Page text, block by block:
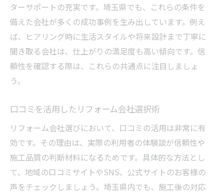
の活用方法
信頼できないリフォーム会社の危険なサイ
ン
口コミや体験談で悪質業者を事前にチェッ
ク
埼玉リフォームで叶うおしゃれな実例紹介
リフォーム会社を活用した空間デザイン術
評判の良いリフォーム会社の施工事例の魅
力
ターサポートの充実です。埼玉県でも、これらの条件を
備えた会社が多くの成功事例を生み出しています。例え
ば、ヒアリング時に生活スタイルや将来設計まで丁寧に
聞き取る会社は、仕上がりの満足度も高い傾向です。信
頼性を確認する際は、これらの共通点に注目しましょ
う。
口コミを活用したリフォーム会社選択術
リフォーム会社選びにおいて、口コミの活用は非常に有
効です。その理由は、実際の利用者の体験談が信頼性や
施工品質の判断材料になるためです。具体的な方法とし
て、地域の口コミサイトやSNS、公式サイトのお客様の
声をチェックしましょう。埼玉県内でも、施工後の対応